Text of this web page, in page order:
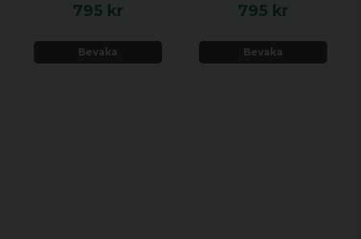
795 kr
Bevaka
795 kr
Bevaka